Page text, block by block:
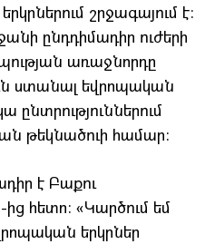
շրջագայում է:
ընդդիմադիր ուժերի
առաջնորդը
ստանալ եվրոպական
ընտրություններում
թեկնածուի համար:
է Բաքու
ից հետո: «Կարծում եմ
երկրներ